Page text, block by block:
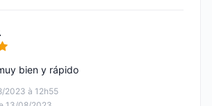
5
2023 à 12h55
bien y rápido